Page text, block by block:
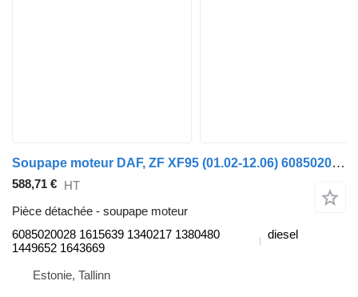
Soupape moteur DAF, ZF XF95 (01.02-12.06) 6085020028 pour tracteur routier DAF XF95, XF105 (2001-2014)
588,71 € HT
Pièce détachée - soupape moteur
6085020028 1615639 1340217 1380480
1449652 1643669
diesel
Estonie, Tallinn